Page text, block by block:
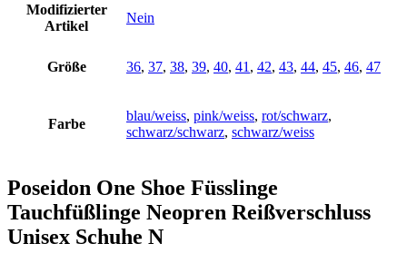
Modifizierter
Artikel
Nein
Größe 36, 37, 38, 39, 40, 41 , 42, 43, 44, 45, 46, 47
Farbe
blau/weiss, pink/weiss, rot/schwarz,
schwarz/schwarz, schwarz/weiss
Poseidon One Shoe Füsslinge
Tauchfüßlinge Neopren Reißverschluss
Unisex Schuhe N